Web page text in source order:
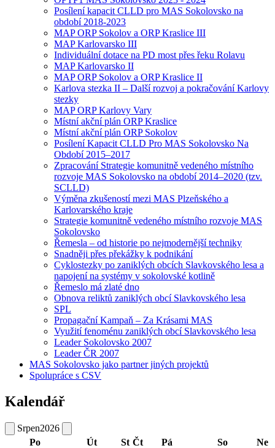
Posílení kapacit CLLD pro MAS Sokolovsko na
období 2018-2023
MAP ORP Sokolov a ORP Kraslice III
MAP Karlovarsko III
Individuální dotace na PD most přes řeku Rolavu
MAP Karlovarsko II
MAP ORP Sokolov a ORP Kraslice II
Karlova stezka II – Další rozvoj a pokračování Karlovy
stezky
MAP ORP Karlovy Vary
Místní akční plán ORP Kraslice
Místní akční plán ORP Sokolov
Posílení Kapacit CLLD Pro MAS Sokolovsko Na
Období 2015–2017
Zpracování Strategie komunitně vedeného místního
rozvoje MAS Sokolovsko na období 2014–2020 (tzv.
SCLLD)
Výměna zkušeností mezi MAS Plzeňského a
Karlovarského kraje
Strategie komunitně vedeného místního rozvoje MAS
Sokolovsko
Řemesla – od historie po nejmodernější techniky
Snadněji přes překážky k podnikání
Cyklostezky po zaniklých obcích Slavkovského lesa a
napojení na systémy v sokolovské kotlině
Řemeslo má zlaté dno
Obnova reliktů zaniklých obcí Slavkovského lesa
SPL
Propagační Kampaň – Za Krásami MAS
Využití fenoménu zaniklých obcí Slavkovského lesa
Leader Sokolovsko 2007
Leader ČR 2007
MAS Sokolovsko jako partner jiných projektů
Spolupráce s CSV
Kalendář
Srpen2026
Po
Út St Čt Pá So Ne